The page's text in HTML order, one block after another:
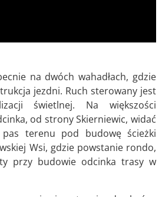
na dwóch wahadłach, gdzie
jezdni. Ruch sterowany jest
świetlnej. Na większości
od strony Skierniewic, widać
terenu pod budowę ścieżki
Wsi, gdzie powstanie rondo,
przy budowie odcinka trasy w